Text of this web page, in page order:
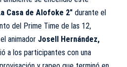
Casa de Alofoke 2″ durante el
del Prime Time de las 12,
animador Josell Hernández,
a los participantes con una